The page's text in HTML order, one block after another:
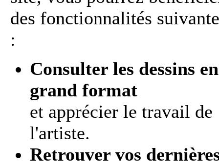
des fonctionnalités
:
Consulter les dessins en
grand format
et apprécier le travail de
l'artiste.
Retrouver vos